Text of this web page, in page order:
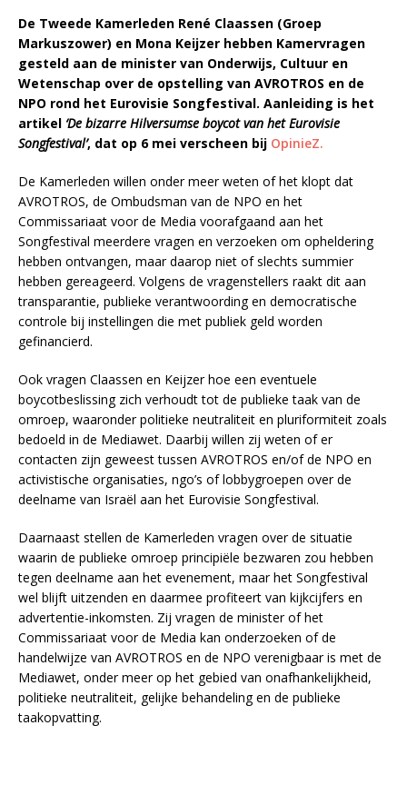
De Tweede Kamerleden René Claassen (Groep
Markuszower) en Mona Keijzer hebben Kamervragen
gesteld aan de minister van Onderwijs, Cultuur en
Wetenschap over de opstelling van AVROTROS en de
NPO rond het Eurovisie Songfestival. Aanleiding is het
artikel ‘De bizarre Hilversumse boycot van het Eurovisie
Songfestival’, dat op 6 mei verscheen bij OpinieZ.
De Kamerleden willen onder meer weten of het klopt dat
AVROTROS, de Ombudsman van de NPO en het
Commissariaat voor de Media voorafgaand aan het
Songfestival meerdere vragen en verzoeken om opheldering
hebben ontvangen, maar daarop niet of slechts summier
hebben gereageerd. Volgens de vragenstellers raakt dit aan
transparantie, publieke verantwoording en democratische
controle bij instellingen die met publiek geld worden
gefinancierd.
Ook vragen Claassen en Keijzer hoe een eventuele
boycotbeslissing zich verhoudt tot de publieke taak van de
omroep, waaronder politieke neutraliteit en pluriformiteit zoals
bedoeld in de Mediawet. Daarbij willen zij weten of er
contacten zijn geweest tussen AVROTROS en/of de NPO en
activistische organisaties, ngo’s of lobbygroepen over de
deelname van Israël aan het Eurovisie Songfestival.
Daarnaast stellen de Kamerleden vragen over de situatie
waarin de publieke omroep principiële bezwaren zou hebben
tegen deelname aan het evenement, maar het Songfestival
wel blijft uitzenden en daarmee profiteert van kijkcijfers en
advertentie-inkomsten. Zij vragen de minister of het
Commissariaat voor de Media kan onderzoeken of de
handelwijze van AVROTROS en de NPO verenigbaar is met de
Mediawet, onder meer op het gebied van onafhankelijkheid,
politieke neutraliteit, gelijke behandeling en de publieke
taakopvatting.